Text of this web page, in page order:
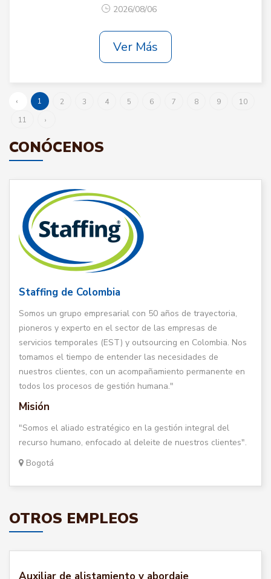
2026/08/06
Ver Más
‹ 1 2 3 4 5 6 7 8 9
10
11
›
CONÓCENOS
Staffing de Colombia
Somos un grupo empresarial con 50 años de trayectoria,
pioneros y experto en el sector de las empresas de
servicios temporales (EST) y outsourcing en Colombia. Nos
tomamos el tiempo de entender las necesidades de
nuestros clientes, con un acompañamiento permanente en
todos los procesos de gestión humana."
Misión
"Somos el aliado estratégico en la gestión integral del
recurso humano, enfocado al deleite de nuestros clientes".
Bogotá
OTROS EMPLEOS